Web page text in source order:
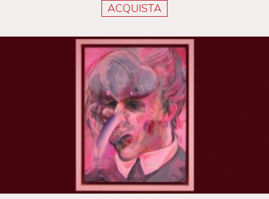
ACQUISTA